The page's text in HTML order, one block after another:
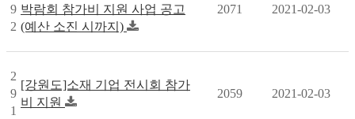
9
2
박람회 참가비 지원 사업 공고
(예산 소진 시까지)
2071 2021-02-03
2
9
1
[강원도]소재 기업 전시회 참가
비 지원
2059 2021-02-03